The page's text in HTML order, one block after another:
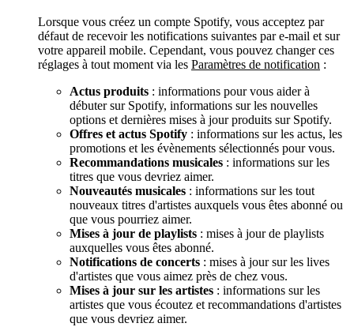
Lorsque vous créez un compte Spotify, vous acceptez par
défaut de recevoir les notifications suivantes par e-mail et sur
votre appareil mobile. Cependant, vous pouvez changer ces
réglages à tout moment via les Paramètres de notification :
Actus produits : informations pour vous aider à
débuter sur Spotify, informations sur les nouvelles
options et dernières mises à jour produits sur Spotify.
Offres et actus Spotify : informations sur les actus, les
promotions et les évènements sélectionnés pour vous.
Recommandations musicales : informations sur les
titres que vous devriez aimer.
Nouveautés musicales : informations sur les tout
nouveaux titres d'artistes auxquels vous êtes abonné ou
que vous pourriez aimer.
Mises à jour de playlists : mises à jour de playlists
auxquelles vous êtes abonné.
Notifications de concerts : mises à jour sur les lives
d'artistes que vous aimez près de chez vous.
Mises à jour sur les artistes : informations sur les
artistes que vous écoutez et recommandations d'artistes
que vous devriez aimer.